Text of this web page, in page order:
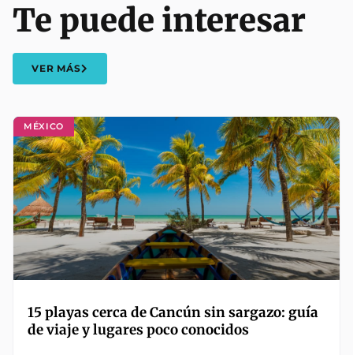
MÉXICO
15 playas cerca de Cancún sin sargazo: guía
de viaje y lugares poco conocidos
Te puede interesar
VER MÁS